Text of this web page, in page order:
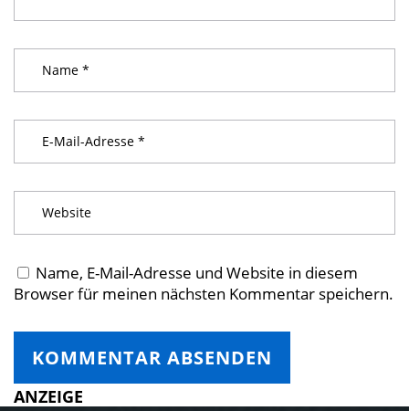
Name, E-Mail-Adresse und Website in diesem
Browser für meinen nächsten Kommentar speichern.
ANZEIGE